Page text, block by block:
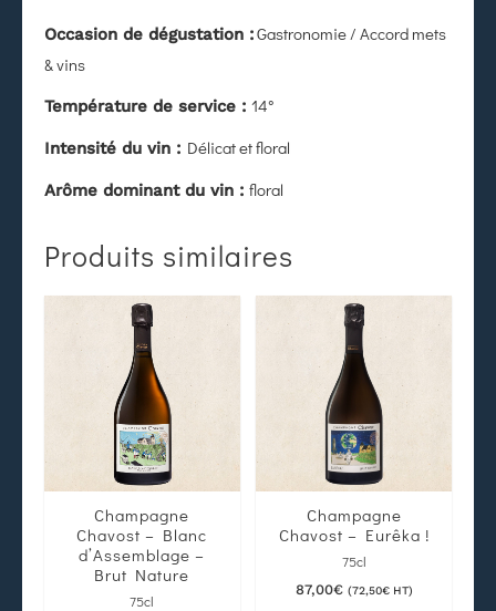
Occasion de dégustation :Gastronomie / Accord mets
& vins
Température de service : 14°
Intensité du vin : Délicat et floral
Arôme dominant du vin : floral
Produits similaires
Champagne
Chavost – Blanc
d’Assemblage –
Brut Nature
75cl
Champagne
Chavost – Eurêka !
75cl
87,00€ (72,50€HT)